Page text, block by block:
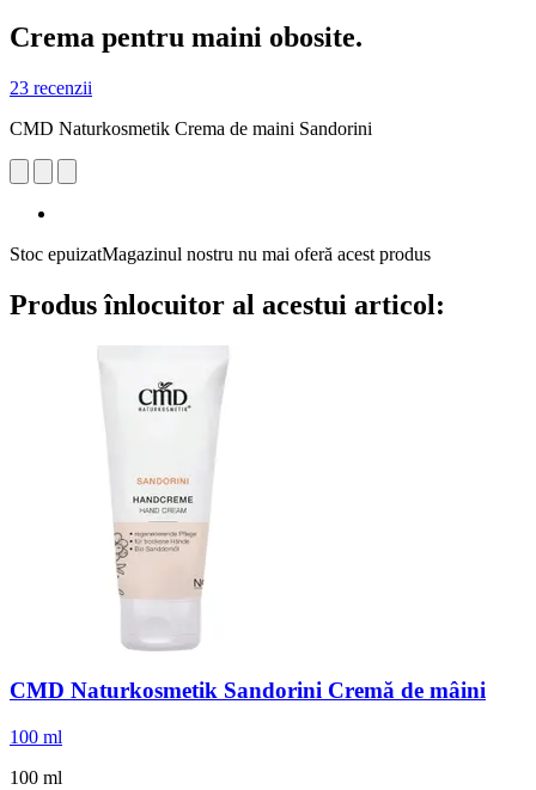
Crema pentru maini obosite.
23 recenzii
CMD Naturkosmetik Crema de maini Sandorini
Stoc epuizatMagazinul nostru nu mai oferă acest produs
Produs înlocuitor al acestui articol:
CMD Naturkosmetik Sandorini Cremă de mâini
100 ml
100 ml